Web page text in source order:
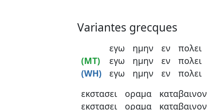
Variantes grecques
(MT)
(WH)
εγω
εγω
εγω
ημην
ημην
ημην
εν
εν
εν
πολει
πολει
πολει
εκστασει
εκστασει
οραμα
οραμα
καταβαινον
καταβαινον